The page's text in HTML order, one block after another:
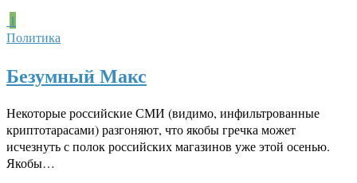
1
Политика
Безумный Макс
Некоторые российские СМИ (видимо, инфильтрованные
криптотарасами) разгоняют, что якобы гречка может
исчезнуть с полок российских магазинов уже этой осенью.
Якобы…